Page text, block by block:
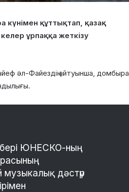
құттықтап, қазақ
ұрпаққа жеткізу
әл-Файездің айтуынша, домбыра
бері ЮНЕСКО-ның
музыкалық дәстүр